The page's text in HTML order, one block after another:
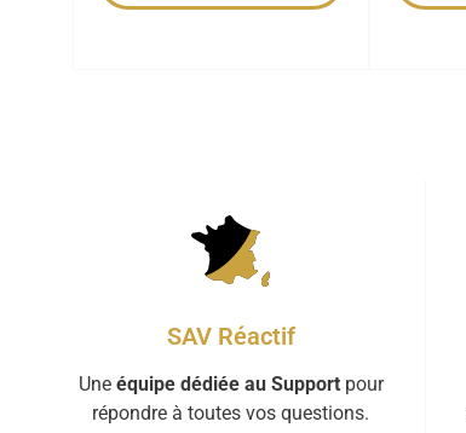
SAV Réactif
Une équipe dédiée au Supportpour
répondre à toutes vos questions.